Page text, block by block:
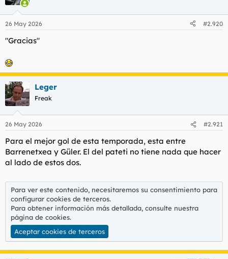
26 May 2026 #2.920
"Gracias"
Leger
Freak
26 May 2026 #2.921
Para el mejor gol de esta temporada, esta entre
Barrenetxea y Güler. El del pateti no tiene nada que hacer
al lado de estos dos.
Para ver este contenido, necesitaremos su consentimiento para
configurar cookies de terceros.
Para obtener información más detallada, consulte nuestra
página de cookies.
Aceptar cookies de terceros